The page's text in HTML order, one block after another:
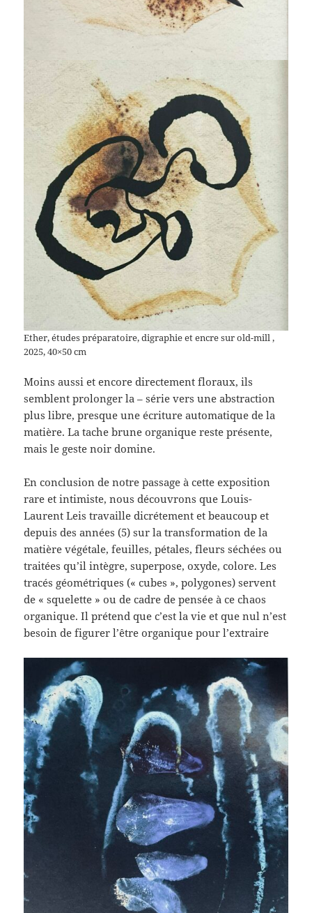
Ether, études préparatoire, digraphie et encre sur old-mill ,
2025, 40×50 cm
Moins aussi et encore directement floraux, ils
semblent prolonger la – série vers une abstraction
plus libre, presque une écriture automatique de la
matière. La tache brune organique reste présente,
mais le geste noir domine.
En conclusion de notre passage à cette exposition
rare et intimiste, nous découvrons que Louis-
Laurent Leis travaille dicrétement et beaucoup et
depuis des années (5) sur la transformation de la
matière végétale, feuilles, pétales, fleurs séchées ou
traitées qu’il intègre, superpose, oxyde, colore. Les
tracés géométriques (« cubes », polygones) servent
de « squelette » ou de cadre de pensée à ce chaos
organique. Il prétend que c’est la vie et que nul n’est
besoin de figurer l’être organique pour l’extraire